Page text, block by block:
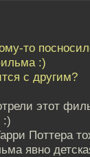
то
:)
с другим?
этот
:)
Поттера
явно